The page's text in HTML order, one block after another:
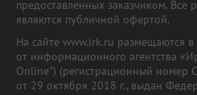
предоставленных заказчиком.
являются публичной офертой.
На сайте www.irk.ru размещаются
от информационного агентства
Online") (регистрационный
от 29 октября 2018 г., выдан